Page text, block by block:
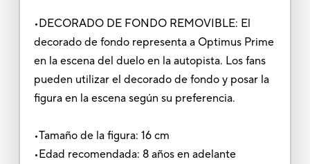
•DECORADO DE FONDO REMOVIBLE: El
decorado de fondo representa a Optimus Prime
en la escena del duelo en la autopista. Los fans
pueden utilizar el decorado de fondo y posar la
figura en la escena según su preferencia.
•Tamaño de la figura: 16 cm
•Edad recomendada: 8 años en adelante